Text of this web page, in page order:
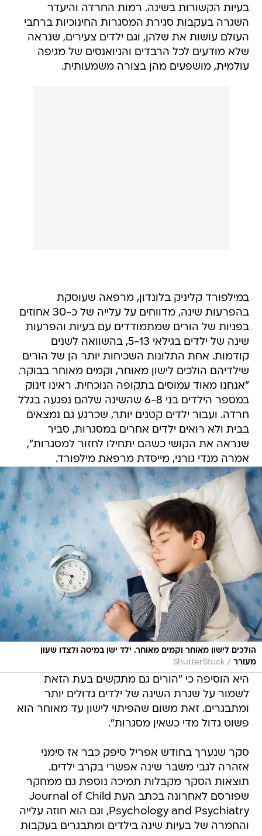
בעיות הקשורות בשינה. רמות החרדה והיעדר
השגרה בעקבות סגירת המסגרות החינוכיות ברחבי
העולם עושות את שלהן, וגם ילדים צעירים, שנראה
שלא מודעים לכל הרבדים והניואנסים של מגיפה
עולמית, מושפעים מהן בצורה משמעותית.
במילפורד קליניק בלונדון, מרפאה שעוסקת
בהפרעות שינה, מדווחים על עלייה של כ-30 אחוזים
בפניות של הורים שמתמודדים עם בעיות והפרעות
שינה של ילדים בגילאי 5-13, בהשוואה לשנים
קודמות. אחת התלונות השכיחות יותר הן של הורים
שילדיהם הולכים לישון מאוחר, וקמים מאוחר בבוקר.
"אנחנו מאוד עמוסים בתקופה הנוכחית. ראינו זינוק
במספר הילדים בני 6-8 שהשינה שלהם נפגעה בגלל
חרדה. ועבור ילדים קטנים יותר, שכרגע גם נמצאים
בבית ולא רואים ילדים אחרים במסגרות, סביר
שנראה את הקושי כשהם יתחילו לחזור למסגרות",
אמרה מנדי גורני, מייסדת מרפאת מילפורד.
הולכים לישון מאוחר וקמים מאוחר. ילד ישן במיטה ולצדו שעון
מעורר /
ShutterStock
היא הוסיפה כי "הורים גם מתקשים בעת הזאת
לשמור על שגרת השינה של ילדים גדולים יותר
ומתבגרים. זאת משום שהפיתוי לישון עד מאוחר הוא
פשוט גדול מדי כשאין מסגרות".
סקר שנערך בחודש אפריל סיפק כבר אז סימני
אזהרה לגבי משבר שינה אפשרי בקרב ילדים.
תוצאות הסקר מקבלות תמיכה נוספת גם ממחקר
שפורסם לאחרונה בכתב העת Journal of Child
Psychology and Psychiatry, וגם הוא חוזה עלייה
והחמרה של בעיות שינה בילדים ומתבגרים בעקבות